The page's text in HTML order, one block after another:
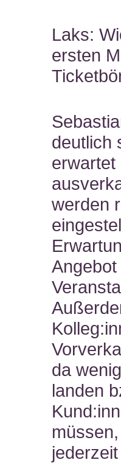
Laks:
ersten
deutlich
erwartet
werden
da
landen